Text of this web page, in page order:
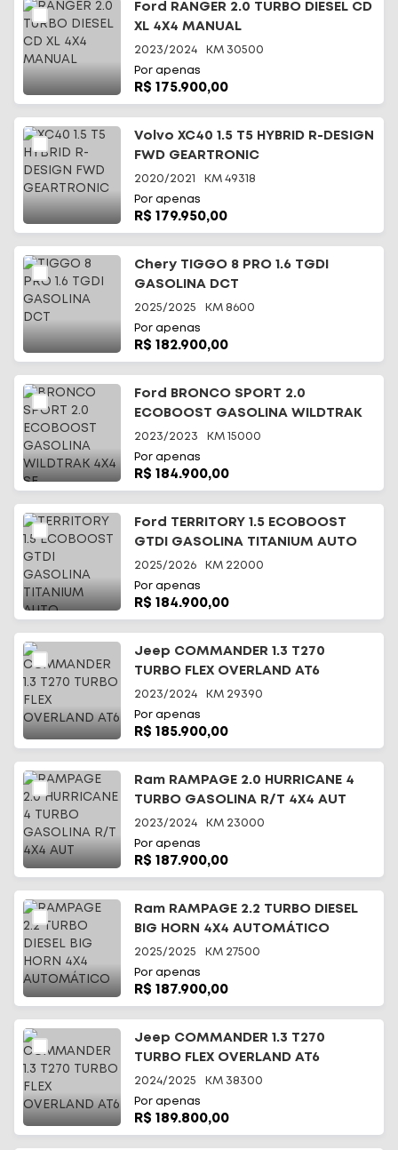
Ford RANGER 2.0 TURBO DIESEL CD
XL 4X4 MANUAL
2023/2024 KM 30500
Por apenas
R$ 175.900,00
Volvo XC40 1.5 T5 HYBRID R-DESIGN
FWD GEARTRONIC
2020/2021 KM 49318
Por apenas
R$ 179.950,00
Chery TIGGO 8 PRO 1.6 TGDI
GASOLINA DCT
2025/2025 KM 8600
Por apenas
R$ 182.900,00
Ford BRONCO SPORT 2.0
ECOBOOST GASOLINA WILDTRAK
4X4 SE
2023/2023 KM 15000
Por apenas
R$ 184.900,00
Ford TERRITORY 1.5 ECOBOOST
GTDI GASOLINA TITANIUM AUTO
2025/2026 KM 22000
Por apenas
R$ 184.900,00
Jeep COMMANDER 1.3 T270
TURBO FLEX OVERLAND AT6
2023/2024 KM 29390
Por apenas
R$ 185.900,00
Ram RAMPAGE 2.0 HURRICANE 4
TURBO GASOLINA R/T 4X4 AUT
2023/2024 KM 23000
Por apenas
R$ 187.900,00
Ram RAMPAGE 2.2 TURBO DIESEL
BIG HORN 4X4 AUTOMÁTICO
2025/2025 KM 27500
Por apenas
R$ 187.900,00
Jeep COMMANDER 1.3 T270
TURBO FLEX OVERLAND AT6
2024/2025 KM 38300
Por apenas
R$ 189.800,00